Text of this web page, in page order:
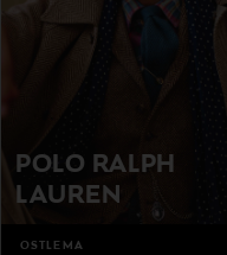
POLO RALPH
LAUREN
OSTLEMA